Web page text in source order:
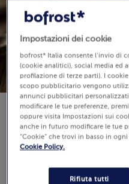
Difficoltà:
(0)
Impostazioni dei cookie
bofrost* Italia consente l’invio di
(cookie analitici), social media ed
profilazione di terze parti). I
scopo pubblicitario vengono
annunci pubblicitari
modificare le tue preferenze, premi
oppure visita Impostazioni sui
anche in futuro modificare le tue
“Cookie” che trovi in basso in
Cookie Policy.
Rifiuta tutti